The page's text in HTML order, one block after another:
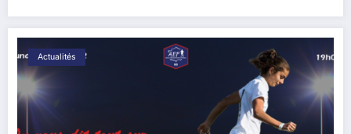
Actualités